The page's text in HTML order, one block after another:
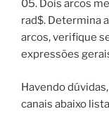
05. Dois arcos
rad$. Determina
arcos, verifique
expressões
Havendo
canais abaixo